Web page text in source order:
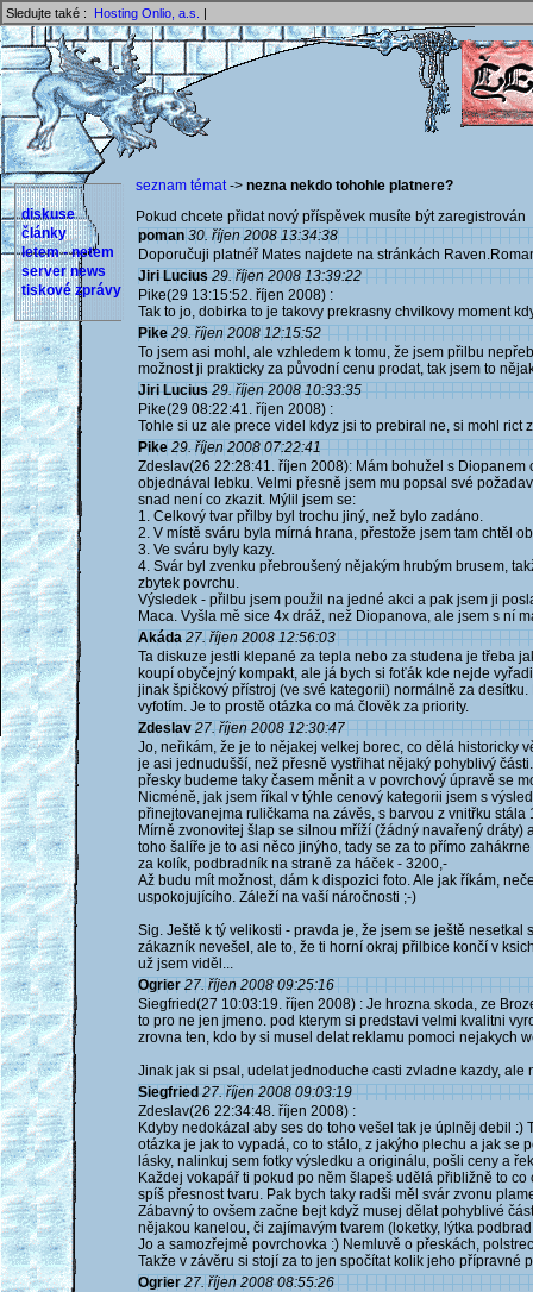
Sledujte také : Hosting Onlio, a.s. |
diskuse
články
letem - netem
server news
tiskové zprávy
seznam témat-> nezna nekdo tohohle platnere?
Pokud chcete přidat nový příspěvek musíte být
poman 30. říjen 2008 13:34:38
Doporučuji platnéř Mates najdete na stránkách
Jiri Lucius 29. říjen 2008 13:39:22
Pike(29 13:15:52. říjen 2008) :
Tak to jo, dobirka to je takovy prekrasny chvilkovy moment
Pike 29. říjen 2008 12:15:52
To jsem asi mohl, ale vzhledem k tomu, že jsem přilbu
možnost ji prakticky za původní cenu prodat, tak jsem to
Jiri Lucius 29. říjen 2008 10:33:35
Pike(29 08:22:41. říjen 2008) :
Tohle si uz ale prece videl kdyz jsi to prebiral ne, si mohl rict
Pike 29. říjen 2008 07:22:41
Zdeslav(26 22:28:41. říjen 2008): Mám bohužel s
objednával lebku. Velmi přesně jsem mu popsal své
snad není co zkazit. Mýlil jsem se:
1. Celkový tvar přilby byl trochu jiný, než bylo zadáno.
2. V místě sváru byla mírná hrana, přestože jsem tam chtěl
3. Ve sváru byly kazy.
4. Svár byl zvenku přebroušený nějakým hrubým brusem,
zbytek povrchu.
Výsledek - přilbu jsem použil na jedné akci a pak jsem ji
Maca. Vyšla mě sice 4x dráž, než Diopanova, ale jsem s ní
Akáda 27. říjen 2008 12:56:03
Ta diskuze jestli klepané za tepla nebo za studena je třeba
koupí obyčejný kompakt, ale já bych si foťák kde nejde
jinak špičkový přístroj (ve své kategorii) normálně za
vyfotím. Je to prostě otázka co má člověk za priority.
Zdeslav 27. říjen 2008 12:30:47
Jo, neřikám, že je to nějakej velkej borec, co dělá historicky
je asi jednudušší, než přesně vystřihat nějaký pohyblivý
přesky budeme taky časem měnit a v povrchový úpravě se
Nicméně, jak jsem říkal v týhle cenový kategorii jsem s
přinejtovanejma ruličkama na závěs, s barvou z vnitřku stála
Mírně zvonovitej šlap se silnou mříží (žádný navařený
toho šalíře je to asi něco jinýho, tady se za to přímo
za kolík, podbradník na straně za háček - 3200,-
Až budu mít možnost, dám k dispozici foto. Ale jak říkám,
uspokojujícího. Záleží na vaší náročnosti ;-)
Sig. Ještě k tý velikosti - pravda je, že jsem se ještě
zákazník nevešel, ale to, že ti horní okraj přilbice končí v
už jsem viděl...
Ogrier 27. říjen 2008 09:25:16
Siegfried(27 10:03:19. říjen 2008) : Je hrozna skoda, ze
to pro ne jen jmeno. pod kterym si predstavi velmi kvalitni
zrovna ten, kdo by si musel delat reklamu pomoci nejakych
Jinak jak si psal, udelat jednoduche casti zvladne kazdy, ale
Siegfried 27. říjen 2008 09:03:19
Zdeslav(26 22:34:48. říjen 2008) :
Kdyby nedokázal aby ses do toho vešel tak je úplněj debil :)
otázka je jak to vypadá, co to stálo, z jakýho plechu a jak se
lásky, nalinkuj sem fotky výsledku a originálu, pošli ceny a
Každej vokapář ti pokud po něm šlapeš udělá přibližně to
spíš přesnost tvaru. Pak bych taky radši měl svár zvonu
Zábavný to ovšem začne bejt když musej dělat pohyblivé
nějakou kanelou, či zajímavým tvarem (loketky, lýtka
Jo a samozřejmě povrchovka :) Nemluvě o přeskách,
Takže v závěru si stojí za to jen spočítat kolik jeho přípravné
Ogrier 27. říjen 2008 08:55:26